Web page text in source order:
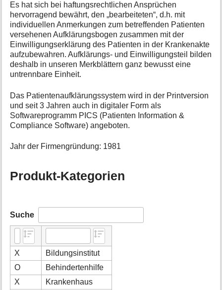
Es hat sich bei haftungsrechtlichen Ansprüchen
hervorragend bewährt, den „bearbeiteten“, d.h. mit
individuellen Anmerkungen zum betreffenden Patienten
versehenen Aufklärungsbogen zusammen mit der
Einwilligungserklärung des Patienten in der Krankenakte
aufzubewahren. Aufklärungs- und Einwilligungsteil bilden
deshalb in unseren Merkblättern ganz bewusst eine
untrennbare Einheit.
Das Patientenaufklärungssystem wird in der Printversion
und seit 3 Jahren auch in digitaler Form als
Softwareprogramm PICS (Patienten Information &
Compliance Software) angeboten.
Jahr der Firmengründung: 1981
Produkt-Kategorien
Suche
X
Bildungsinstitut
O
Behindertenhilfe
X
Krankenhaus